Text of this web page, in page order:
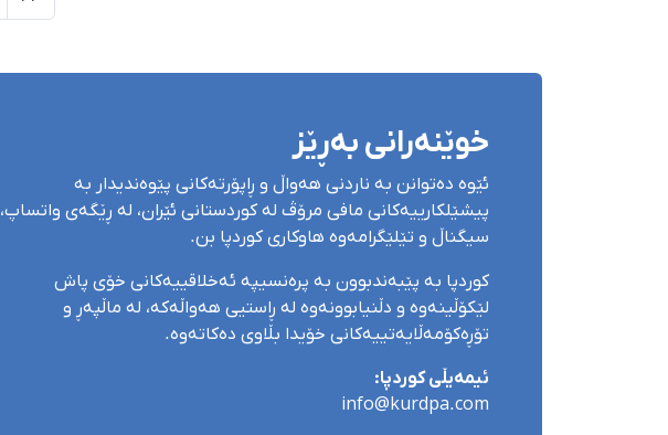
خوێنەرانی بەڕێز
ئێوە دەتوانن بە ناردنی هەواڵ و ڕاپۆرتەکانی پێوەندیدار بە
پیشێلکارییەکانی مافی مرۆڤ لە کوردستانی ئێران، لە ڕێگەی واتساپ،
سیگناڵ و تێلێگرامەوە هاوکاری کوردپا بن.
کوردپا بە پێبەندبوون بە پرەنسیپە ئەخلاقییەکانی خۆی پاش
لێکۆڵینەوە و دڵنیابوونەوە لە ڕاستیی هەواڵەکە، لە ماڵپەڕ و
تۆڕەکۆمەڵایەتییەکانی خۆیدا بڵاوی دەکاتەوە.
ئیمەیڵی کوردپا:
info@kurdpa.com